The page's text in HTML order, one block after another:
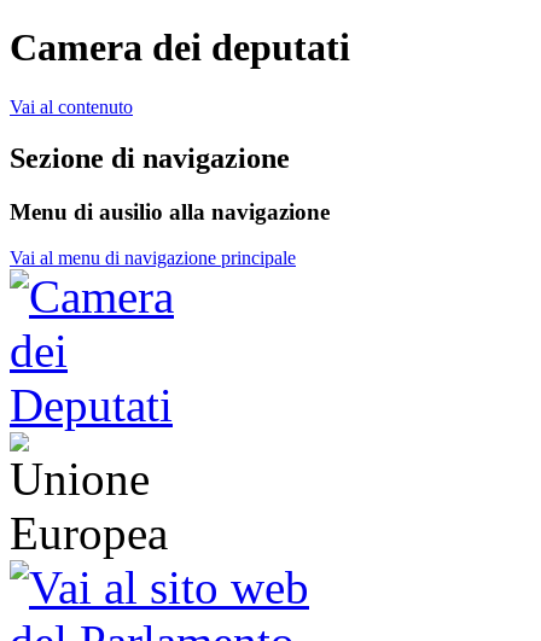
Camera dei deputati
Vai al contenuto
Sezione di navigazione
Menu di ausilio alla navigazione
Vai al menu di navigazione principale